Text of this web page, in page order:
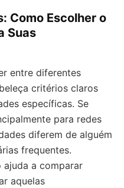
Como Escolher o
Suas
entre diferentes
critérios claros
específicas. Se
para redes
diferem de alguém
frequentes.
ajuda a comparar
aquelas